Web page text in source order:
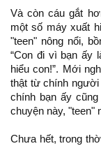
Và còn cáu gắt
một số máy xuất
"teen" nông nổi,
“Con đi vì bạn ấy
hiểu con!”. Mới
thật từ chính người
chính bạn ấy
chuyện này, "teen"
Chưa hết, trong